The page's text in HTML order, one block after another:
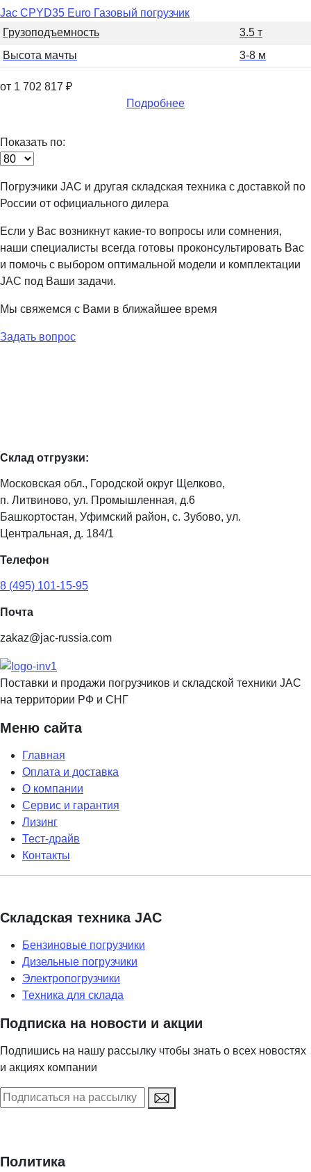
Jac CPYD35 Euro Газовый погрузчик
Грузоподъемность
3.5 т
Высота мачты
3-8 м
от 1 702 817 ₽
Подробнее
Показать по:
Погрузчики JAC и другая складская техника с доставкой по
России от официального дилера
Если у Вас возникнут какие-то вопросы или сомнения,
наши специалисты всегда готовы проконсультировать Вас
и помочь с выбором оптимальной модели и комплектации
JAC под Ваши задачи.
Мы свяжемся с Вами в ближайшее время
Задать вопрос
Склад отгрузки:
Московская обл., Городской округ Щелково,
п. Литвиново, ул. Промышленная, д.6
Башкортостан, Уфимский район, с. Зубово, ул.
Центральная, д. 184/1
Телефон
8 (495) 101-15-95
Почта
zakaz@jac-russia.com
Поставки и продажи погрузчиков и складской техники JAC
на территории РФ и СНГ
Меню сайта
Главная
Оплата и доставка
О компании
Сервис и гарантия
Лизинг
Тест-драйв
Контакты
Складская техника JAC
Бензиновые погрузчики
Дизельные погрузчики
Электропогрузчики
Техника для склада
Подписка на новости и акции
Подпишись на нашу рассылку чтобы знать о всех новостях
и акциях компании
Политика